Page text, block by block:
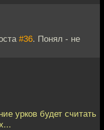
#36. Понял - не
урков будет считать